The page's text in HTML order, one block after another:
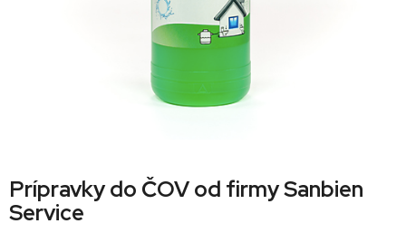
Prípravky do ČOV od firmy Sanbien
Service